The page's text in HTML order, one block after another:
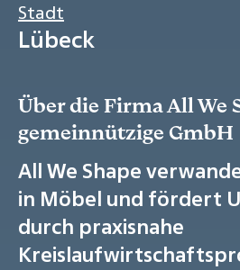
Stadt
Lübeck
Über die Firma All We
gemeinnützige GmbH
All We Shape
in Möbel und fördert
durch praxisnahe